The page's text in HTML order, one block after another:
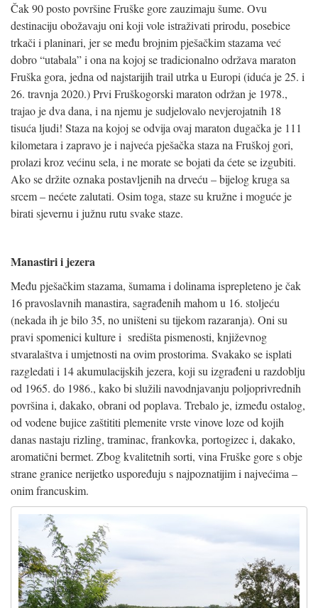
Čak 90 posto površine Fruške gore zauzimaju šume. Ovu
destinaciju obožavaju oni koji vole istraživati prirodu, posebice
trkači i planinari, jer se među brojnim pješačkim stazama već
dobro “utabala” i ona na kojoj se tradicionalno održava maraton
Fruška gora, jedna od najstarijih trail utrka u Europi (iduća je 25. i
26. travnja 2020.) Prvi Fruškogorski maraton održan je 1978.,
trajao je dva dana, i na njemu je sudjelovalo nevjerojatnih 18
tisuća ljudi! Staza na kojoj se odvija ovaj maraton dugačka je 111
kilometara i zapravo je i najveća pješačka staza na Fruškoj gori,
prolazi kroz većinu sela, i ne morate se bojati da ćete se izgubiti.
Ako se držite oznaka postavljenih na drveću – bijelog kruga sa
srcem – nećete zalutati. Osim toga, staze su kružne i moguće je
birati sjevernu i južnu rutu svake staze.
Manastiri i jezera
Među pješačkim stazama, šumama i dolinama isprepleteno je čak
16 pravoslavnih manastira, sagrađenih mahom u 16. stoljeću
(nekada ih je bilo 35, no uništeni su tijekom razaranja). Oni su
pravi spomenici kulture i središta pismenosti, književnog
stvaralaštva i umjetnosti na ovim prostorima. Svakako se isplati
razgledati i 14 akumulacijskih jezera, koji su izgrađeni u razdoblju
od 1965. do 1986., kako bi služili navodnjavanju poljoprivrednih
površina i, dakako, obrani od poplava. Trebalo je, između ostalog,
od vodene bujice zaštititi plemenite vrste vinove loze od kojih
danas nastaju rizling, traminac, frankovka, portogizec i, dakako,
aromatični bermet. Zbog kvalitetnih sorti, vina Fruške gore s obje
strane granice nerijetko uspoređuju s najpoznatijim i najvećima –
onim francuskim.